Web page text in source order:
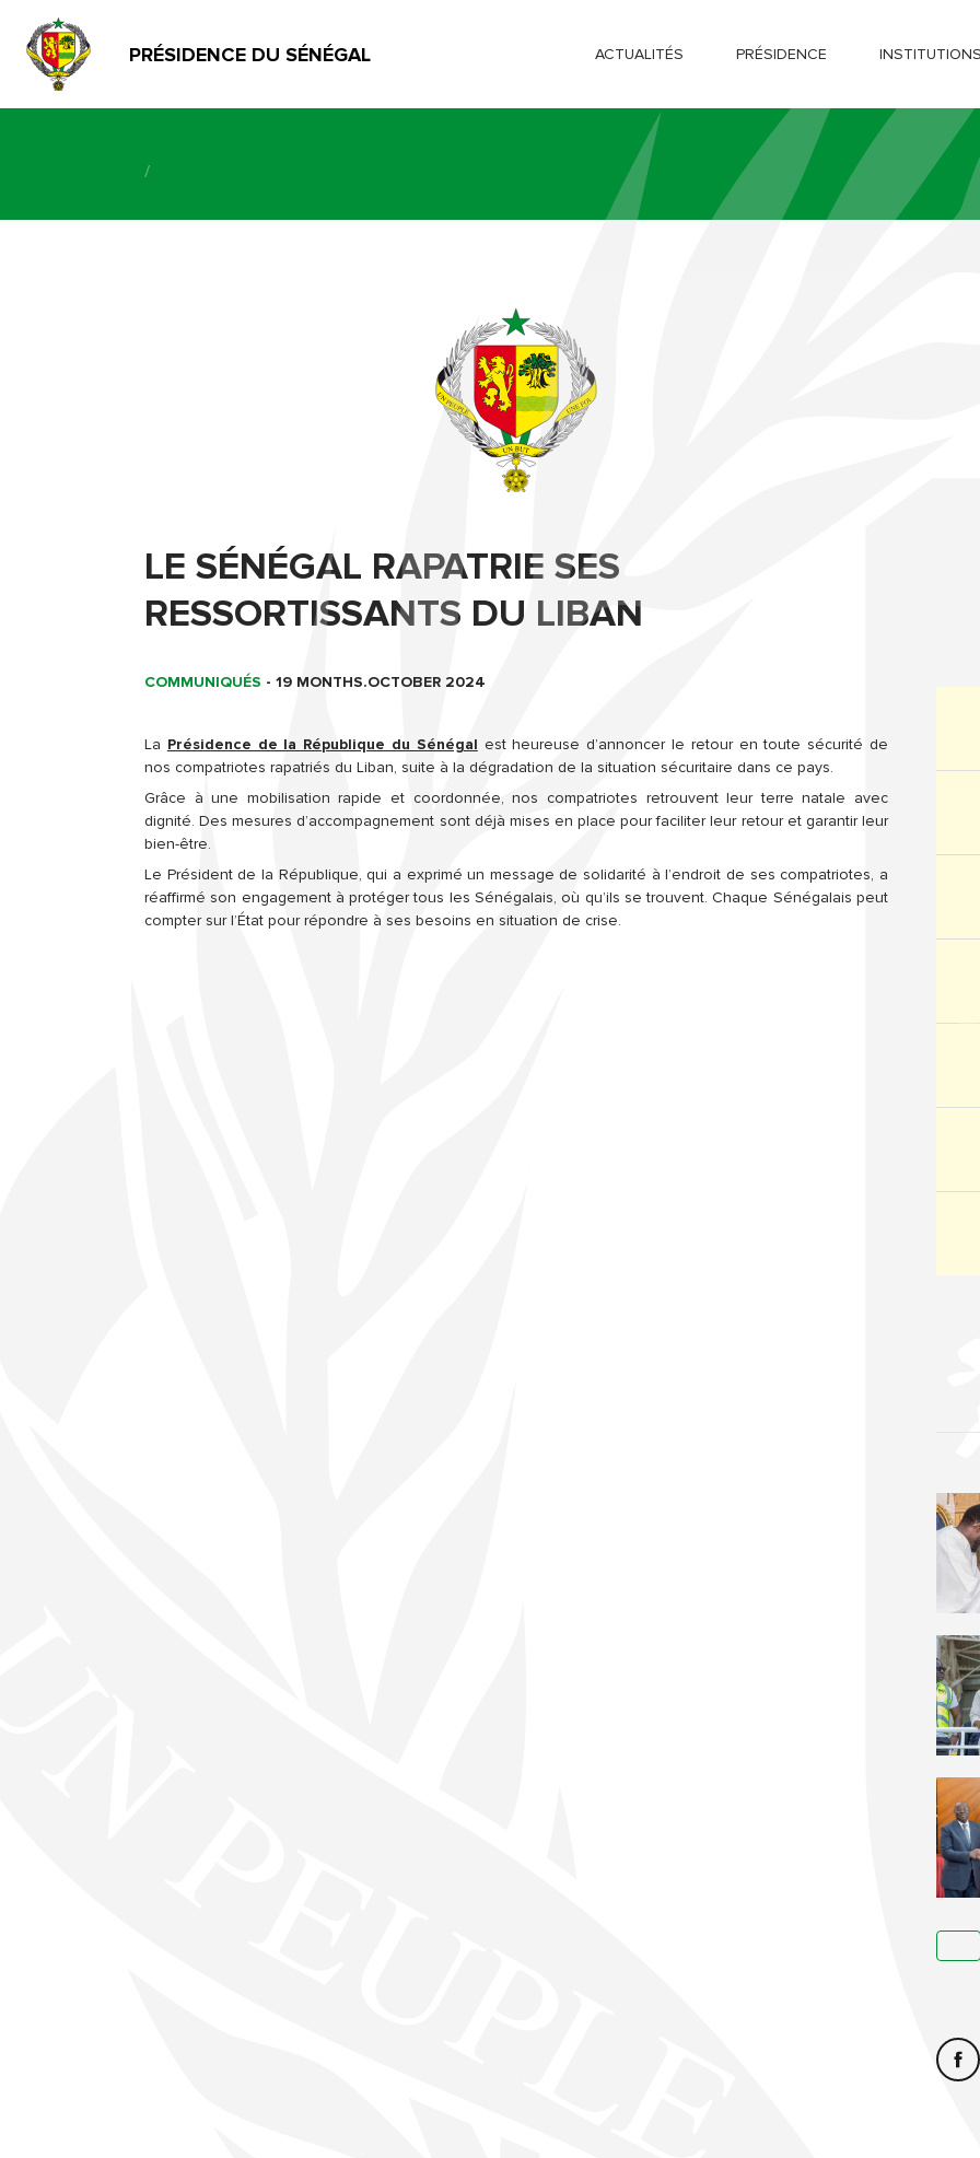
PRÉSIDENCE DU SÉNÉGAL ACTUALITÉS PRÉSIDENCE
/
LE SÉNÉGAL RAPATRIE SES
RESSORTISSANTS DU LIBAN
COMMUNIQUÉS - 19 MONTHS.OCTOBER 2024
La Présidence de la République du Sénégal est heureuse d’annoncer le retour en toute sécurité de
nos compatriotes rapatriés du Liban, suite à la dégradation de la situation sécuritaire dans ce pays.
Grâce à une mobilisation rapide et coordonnée, nos compatriotes retrouvent leur terre natale avec
dignité. Des mesures d’accompagnement sont déjà mises en place pour faciliter leur retour et garantir leur
bien-être.
Le Président de la République, qui a exprimé un message de solidarité à l’endroit de ses compatriotes, a
réaffirmé son engagement à protéger tous les Sénégalais, où qu’ils se trouvent. Chaque Sénégalais peut
compter sur l’État pour répondre à ses besoins en situation de crise.